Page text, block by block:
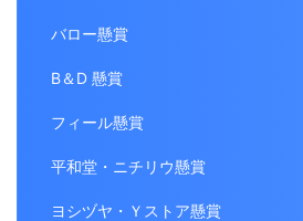
バロー懸賞
B＆D 懸賞
フィール懸賞
平和堂・ニチリウ懸賞
ヨシヅヤ・Ｙストア懸賞